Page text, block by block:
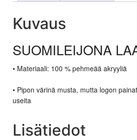
Kuvaus
SUOMILEIJONA
• Materiaali: 100 % pehmeää akryyliä
• Pipon värinä musta, mutta logon
useita
Lisätiedot